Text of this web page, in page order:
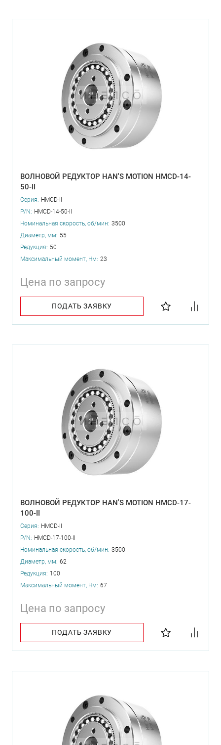
ВОЛНОВОЙ РЕДУКТОР HAN'S MOTION HMCD-14-
50-II
Серия: HMCD-II
P/N: HMCD-14-50-II
Номинальная скорость, об/мин: 3500
Диаметр, мм: 55
Редукция: 50
Максимальный момент, Нм: 23
Цена по запросу
ПОДАТЬ ЗАЯВКУ
ВОЛНОВОЙ РЕДУКТОР HAN'S MOTION HMCD-17-
100-II
Серия: HMCD-II
P/N: HMCD-17-100-II
Номинальная скорость, об/мин: 3500
Диаметр, мм: 62
Редукция: 100
Максимальный момент, Нм: 67
Цена по запросу
ПОДАТЬ ЗАЯВКУ